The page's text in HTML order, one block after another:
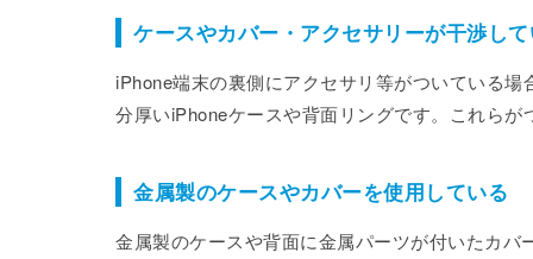
ケースやカバー・アクセサリーが干渉し
iPhone端末の裏側にアクセサリ等がついている
分厚いiPhoneケースや背面リングです。これら
金属製のケースやカバーを使用している
金属製のケースや背面に金属パーツが付いたカ